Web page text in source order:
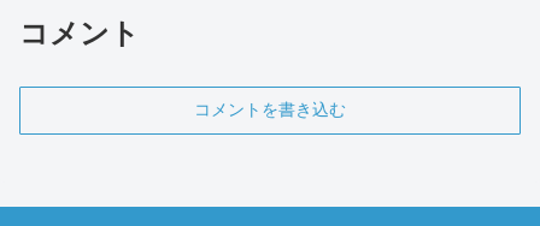
コメント
コメントを書き込む